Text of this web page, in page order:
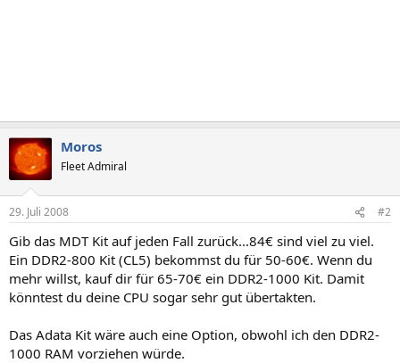
Moros
Fleet Admiral
29. Juli 2008 #2
Gib das MDT Kit auf jeden Fall zurück...84€ sind viel zu viel.
Ein DDR2-800 Kit (CL5) bekommst du für 50-60€. Wenn du
mehr willst, kauf dir für 65-70€ ein DDR2-1000 Kit. Damit
könntest du deine CPU sogar sehr gut übertakten.
Das Adata Kit wäre auch eine Option, obwohl ich den DDR2-
1000 RAM vorziehen würde.